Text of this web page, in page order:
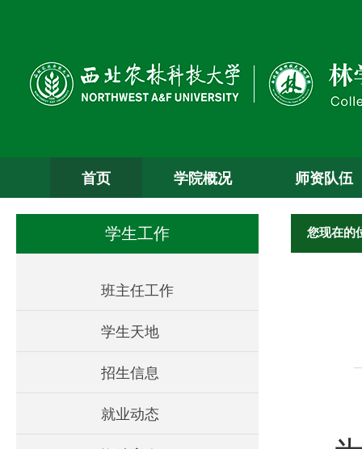
首页 学院概况 师资队伍
学生工作
班主任工作
学生天地
招生信息
就业动态
您现在的